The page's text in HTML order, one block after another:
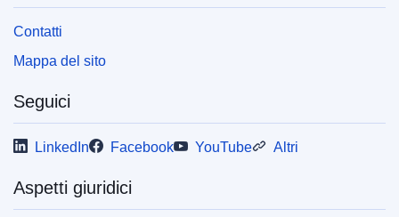
Contatti
Mappa del sito
Seguici
LinkedIn Facebook YouTube Altri
Aspetti giuridici